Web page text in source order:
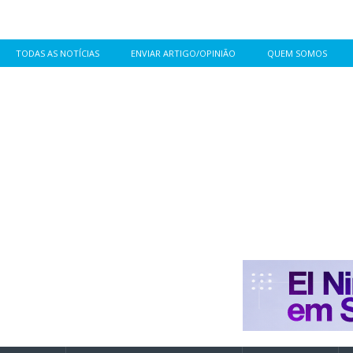
TODAS AS NOTÍCIAS ENVIAR ARTIGO/OPINIÃO QUEM SOMOS